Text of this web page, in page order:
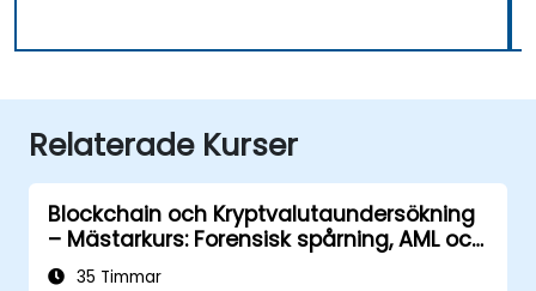
Relaterade Kurser
Blockchain och Kryptvalutaundersökning
– Mästarkurs: Forensisk spårning, AML och
anti-korruptionsinsatser
35 Timmar